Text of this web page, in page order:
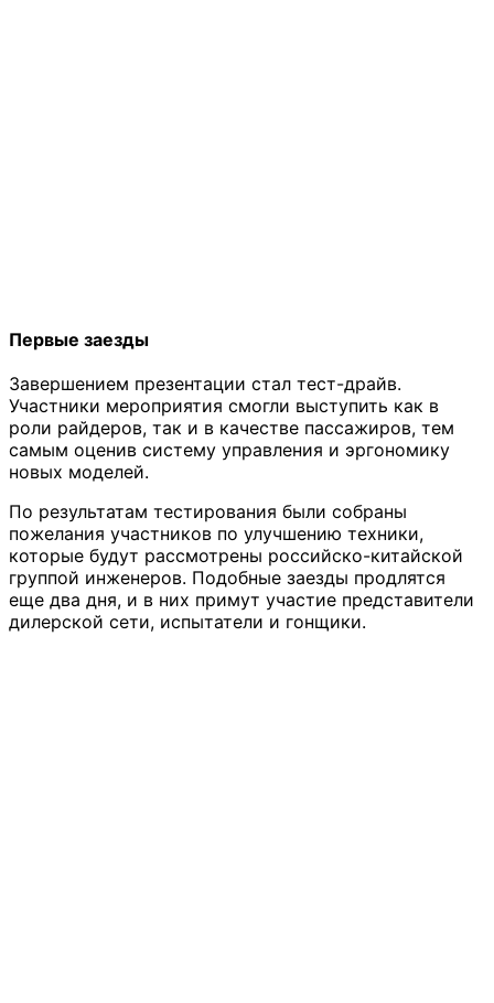
Первые заезды
Завершением презентации стал тест-драйв.
Участники мероприятия смогли выступить как в
роли райдеров, так и в качестве пассажиров, тем
самым оценив систему управления и эргономику
новых моделей.
По результатам тестирования были собраны
пожелания участников по улучшению техники,
которые будут рассмотрены российско-китайской
группой инженеров. Подобные заезды продлятся
еще два дня, и в них примут участие представители
дилерской сети, испытатели и гонщики.